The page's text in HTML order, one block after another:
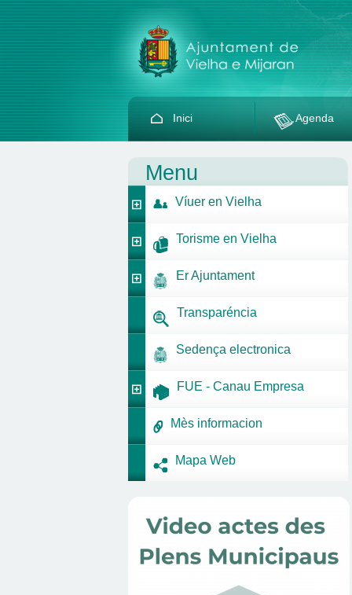
Inici Agenda
Menu
Víuer en Vielha
Torisme en Vielha
Er Ajuntament
Transparéncia
Sedença electronica
FUE - Canau Empresa
Mès informacion
Mapa Web